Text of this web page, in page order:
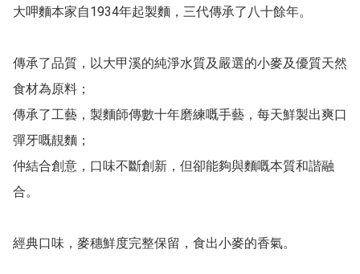
大呷麵本家自1934年起製麵，三代傳承了八十餘年。
傳承了品質，以大甲溪的純淨水質及嚴選的小麥及優質天然
食材為原料；
傳承了工藝，製麵師傳數十年磨練嘅手藝，每天鮮製出爽口
彈牙嘅靚麵；
仲結合創意，口味不斷創新，但卻能夠與麵嘅本質和諧融
合。
經典口味，麥穗鮮度完整保留，食出小麥的香氣。